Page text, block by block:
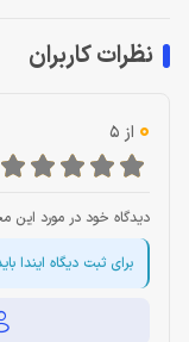
نظرات کاربران
0 از 5
دیدگاه خود در مورد این
برای ثبت دیگاه ایندا